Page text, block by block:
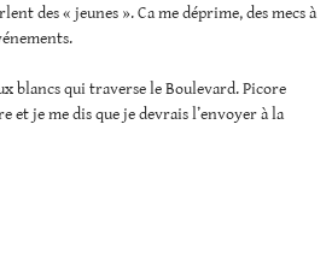
des « jeunes ». Ca me déprime, des mecs à
blancs qui traverse le Boulevard. Picore
et je me dis que je devrais l’envoyer à la